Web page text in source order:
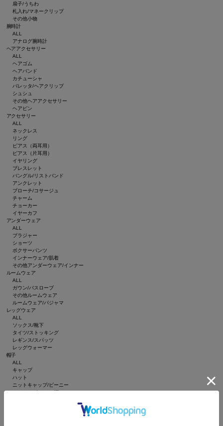
扇子/うちわ
札入れ/マネークリップ
その他小物
腕時計
ALL
アナログ腕時計
ヘアアクセサリー
ALL
ヘアゴム
ヘアバンド
カチューシャ
バレッタ/ヘアクリップ
シュシュ
その他ヘアアクセサリー
ヘアピン
アクセサリー
ALL
ネックレス
リング
ピアス（両耳用）
ピアス（片耳用）
イヤリング
ブレスレット
バングル/リストバンド
アンクレット
ブローチ/コサージュ
チャーム
チョーカー
イヤーカフ
アンダーウェア
ALL
ブラジャー
ショーツ
ボクサーパンツ
インナーウェア/肌着
その他アンダーウェア/インナー
ルームウェア
ALL
ガウン/バスローブ
その他ルームウェア
ルームウェア/パジャマ
レッグウェア
ALL
ソックス/靴下
タイツ/ストッキング
レギンス/スパッツ
レッグウォーマー
帽子
ALL
キャップ
ハット
ニットキャップ/ビーニー
ハンチング/ベレー帽